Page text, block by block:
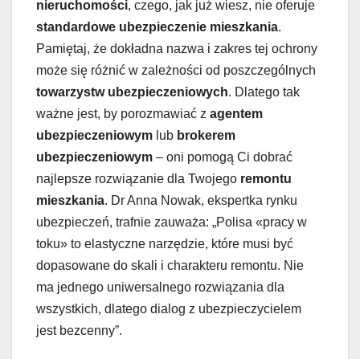
nieruchomości, czego, jak już wiesz, nie oferuje
standardowe ubezpieczenie mieszkania.
Pamiętaj, że dokładna nazwa i zakres tej ochrony
może się różnić w zależności od poszczególnych
towarzystw ubezpieczeniowych. Dlatego tak
ważne jest, by porozmawiać z agentem
ubezpieczeniowym lub brokerem
ubezpieczeniowym – oni pomogą Ci dobrać
najlepsze rozwiązanie dla Twojego remontu
mieszkania. Dr Anna Nowak, ekspertka rynku
ubezpieczeń, trafnie zauważa: „Polisa «pracy w
toku» to elastyczne narzędzie, które musi być
dopasowane do skali i charakteru remontu. Nie
ma jednego uniwersalnego rozwiązania dla
wszystkich, dlatego dialog z ubezpieczycielem
jest bezcenny”.